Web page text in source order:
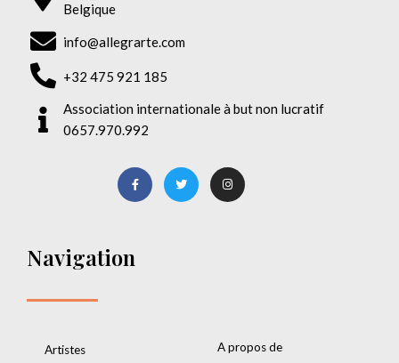
Belgique
info@allegrarte.com
+32 475 921 185
Association internationale à but non lucratif
0657.970.992
Navigation
Artistes
A propos de